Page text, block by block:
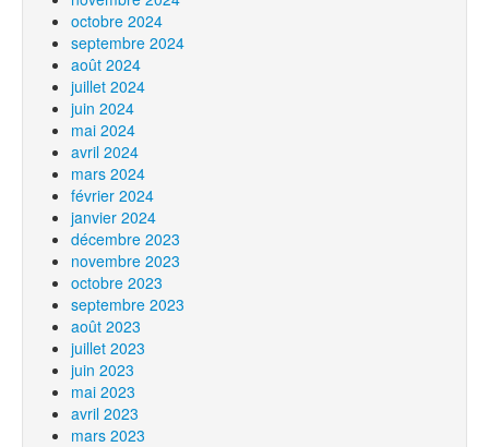
octobre 2024
septembre 2024
août 2024
juillet 2024
juin 2024
mai 2024
avril 2024
mars 2024
février 2024
janvier 2024
décembre 2023
novembre 2023
octobre 2023
septembre 2023
août 2023
juillet 2023
juin 2023
mai 2023
avril 2023
mars 2023